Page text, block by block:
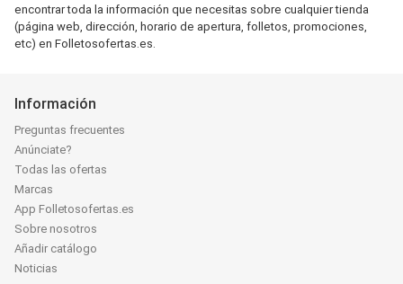
encontrar toda la información que necesitas sobre cualquier tienda
(página web, dirección, horario de apertura, folletos, promociones,
etc) en Folletosofertas.es.
Información
Preguntas frecuentes
Anúnciate?
Todas las ofertas
Marcas
App Folletosofertas.es
Sobre nosotros
Añadir catálogo
Noticias